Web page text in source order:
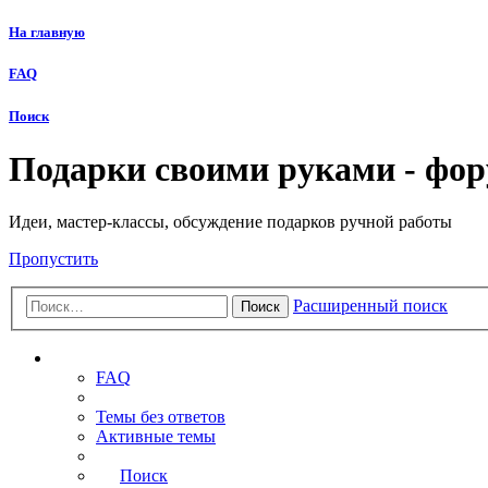
На главную
FAQ
Поиск
Подарки своими руками -
Идеи, мастер-классы, обсуждение подарков ручной работы
Пропустить
Поиск Расширенный поиск
FAQ
Темы без ответов
Активные темы
Поиск